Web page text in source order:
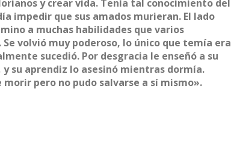
y crear vida. Tenía tal conocimiento del
impedir que sus amados murieran. El lado
a muchas habilidades que varios
volvió muy poderoso, lo único que temía era
sucedió. Por desgracia le enseñó a su
su aprendiz lo asesinó mientras dormía.
pero no pudo salvarse a sí mismo».